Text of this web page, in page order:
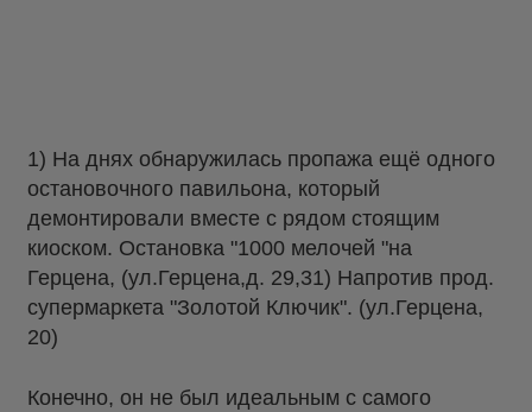
1) На днях обнаружилась пропажа ещё одного
остановочного павильона, который
демонтировали вместе с рядом стоящим
киоском. Остановка "1000 мелочей "на
Герцена, (ул.Герцена,д. 29,31) Напротив прод.
супермаркета "Золотой Ключик". (ул.Герцена,
20)
Конечно, он не был идеальным с самого